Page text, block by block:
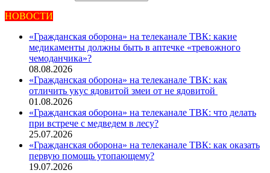
НОВОСТИ
«Гражданская оборона» на телеканале ТВК: какие
медикаменты должны быть в аптечке «тревожного
чемоданчика»?
08.08.2026
«Гражданская оборона» на телеканале ТВК: как
отличить укус ядовитой змеи от не ядовитой
01.08.2026
«Гражданская оборона» на телеканале ТВК: что делать
при встрече с медведем в лесу?
25.07.2026
«Гражданская оборона» на телеканале ТВК: как оказать
первую помощь утопающему?
19.07.2026